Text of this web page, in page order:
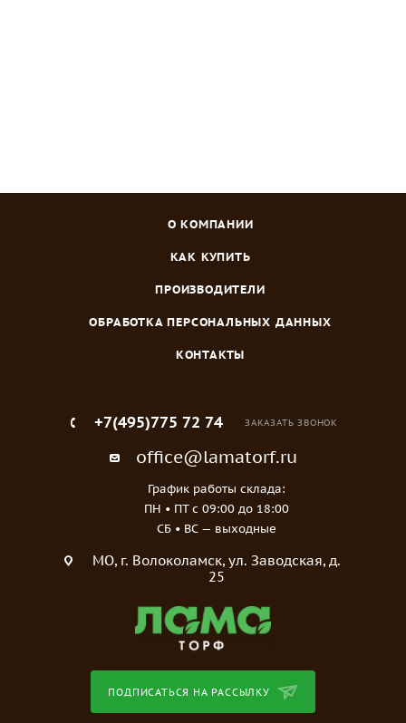
О КОМПАНИИ
КАК КУПИТЬ
ПРОИЗВОДИТЕЛИ
ОБРАБОТКА ПЕРСОНАЛЬНЫХ ДАННЫХ
КОНТАКТЫ
+7(495)775 72 74 ЗАКАЗАТЬ ЗВОНОК
office@lamatorf.ru
График работы склада:
ПН • ПТ c 09:00 до 18:00
СБ • ВС — выходные
МO, г. Волоколамск, ул. Заводская, д.
25
ПОДПИСАТЬСЯ НА РАССЫЛКУ